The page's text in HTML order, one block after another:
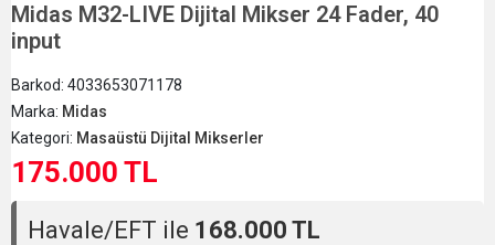
Midas M32-LIVE Dijital Mikser 24 Fader, 40
input
Barkod: 4033653071178
Marka: Midas
Kategori: Masaüstü Dijital Mikserler
175.000 TL
Havale/EFT ile 168.000 TL